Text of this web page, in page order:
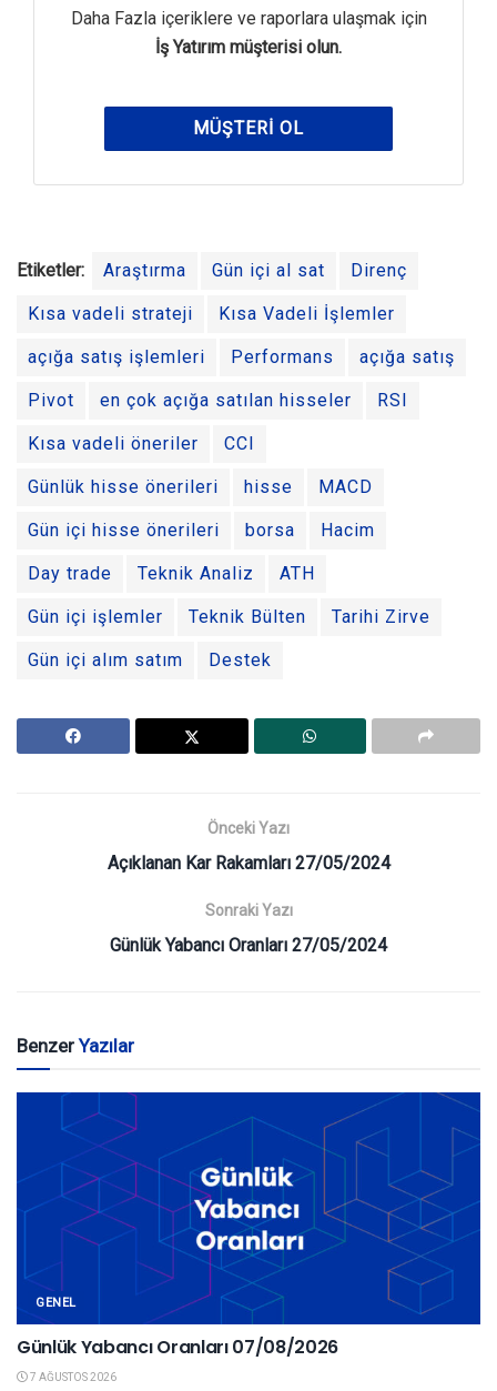
Daha Fazla içeriklere ve raporlara ulaşmak için
İş Yatırım müşterisi olun.
MÜŞTERI OL
Etiketler: Araştırma Gün içi al sat Direnç
Kısa vadeli strateji Kısa Vadeli İşlemler
açığa satış işlemleri Performans açığa satış
Pivot en çok açığa satılan hisseler RSI
Kısa vadeli öneriler CCI
Günlük hisse önerileri hisse MACD
Gün içi hisse önerileri borsa Hacim
Day trade Teknik Analiz ATH
Gün içi işlemler Teknik Bülten Tarihi Zirve
Gün içi alım satım Destek
Önceki Yazı
Açıklanan Kar Rakamları 27/05/2024
Sonraki Yazı
Günlük Yabancı Oranları 27/05/2024
BenzerYazılar
GENEL
Günlük Yabancı Oranları 07/08/2026
7 AĞUSTOS 2026